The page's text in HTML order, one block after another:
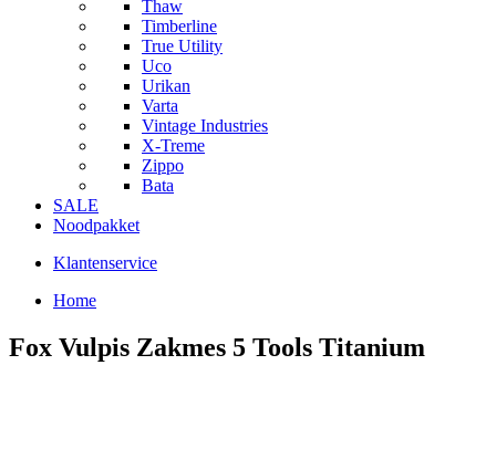
Thaw
Timberline
True Utility
Uco
Urikan
Varta
Vintage Industries
X-Treme
Zippo
Bata
SALE
Noodpakket
Klantenservice
Home
Fox Vulpis Zakmes 5 Tools Titanium